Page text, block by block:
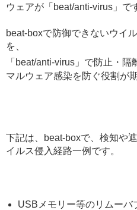
ウェアが「beat/anti-virus」で
beat-boxで防御できないウイ
を、
「beat/anti-virus」で防止・隔
マルウェア感染を防ぐ役割が
下記は、beat-boxで、検知や
イルス侵入経路一例です。
USBメモリー等のリムーバ